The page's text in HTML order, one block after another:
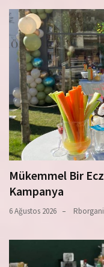
Mükemmel Bir
Kampanya
6 Ağustos 2026